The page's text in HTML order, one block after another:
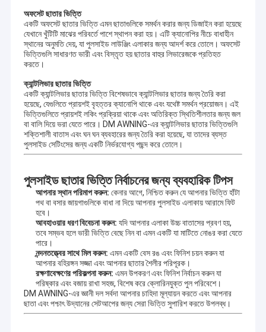
পণ্য
আমাদের সম্বন্ধে
কারখানা পরিদর্শন
গুণমান নিয়ন্ত্রণ
আমাদের সাথে যোগাযোগ
খবর
অফসেট ছাতার ভিত্তি
একটি অফসেট ছাতার ভিত্তি এমন ছাতাগুলিকে সমর্থন করার জন্য ডিজাইন করা হয়েছে
যেখানে খুঁটিটি মাঝের পরিবর্তে পাশে স্থাপন করা হয়। এটি ক্যানোপির নীচে বাধাহীন
স্থানের অনুমতি দেয়, যা পুলসাইড লাউঞ্জিং এলাকার জন্য আদর্শ করে তোলে। অফসেট
ভিত্তিগুলি সাধারণত ভারী এবং বিস্তৃত হয় ছাতার বাহুর লিভারেজকে প্রতিহত
করতে।
ক্যান্টলিভার ছাতার ভিত্তি
একটি ক্যান্টলিভার ছাতার ভিত্তি বিশেষভাবে ক্যান্টলিভার ছাতার জন্য তৈরি করা
হয়েছে, যেগুলিতে প্রায়শই বৃহত্তর ক্যানোপি থাকে এবং যথেষ্ট সমর্থন প্রয়োজন। এই
ভিত্তিগুলিতে প্রায়শই লকিং প্রক্রিয়া থাকে এবং অতিরিক্ত স্থিতিশীলতার জন্য জল
বা বালি দিয়ে ভরা যেতে পারে। DM AWNING-এর ক্যান্টলিভার ছাতার ভিত্তিগুলি
শক্তিশালী বাতাস এবং ঘন ঘন ব্যবহারের জন্য তৈরি করা হয়েছে, যা তাদের ব্যস্ত
পুলসাইড সেটিংসের জন্য একটি নির্ভরযোগ্য পছন্দ করে তোলে।
পুলসাইড ছাতার ভিত্তি নির্বাচনের জন্য ব্যবহারিক টিপস
আপনার স্থান পরিমাপ করুন: কেনার আগে, নিশ্চিত করুন যে আপনার ভিত্তি হাঁটা
পথ বা বসার জায়গাগুলিকে বাধা না দিয়ে আপনার পুলসাইড এলাকায় আরামে ফিট
হবে।
আবহাওয়ার ধরণ বিবেচনা করুন: যদি আপনার এলাকা উচ্চ বাতাসের প্রবণ হয়,
তবে সম্ভব হলে ভারী ভিত্তি বেছে নিন বা এমন একটি যা মাটিতে নোঙর করা যেতে
পারে।
নন্দনতত্ত্বের সাথে মিল করুন: এমন একটি বেস রঙ এবং ফিনিশ চয়ন করুন যা
আপনার বহিরঙ্গন সজ্জা এবং আপনার ছাতার শৈলীর পরিপূরক।
রক্ষণাবেক্ষণের পরিকল্পনা করুন: এমন উপকরণ এবং ফিনিশ নির্বাচন করুন যা
পরিষ্কার এবং বজায় রাখা সহজ, বিশেষ করে ক্লোরিনযুক্ত পুল পরিবেশে।
DM AWNING-এর জ্ঞানী দল সর্বদা আপনার চাহিদা মূল্যায়ন করতে এবং আপনার
ছাতা এবং পশ্চাৎ উদ্যানের সেটআপের জন্য সেরা ভিত্তি সুপারিশ করতে উপলব্ধ।
কোম্পানির প্রোফাইল
ডিএম আউনিং সলিউশন সিও, লিমিটেড গবেষণা ও উন্নয়ন, পাইকারি ও বিপণনের
সাথে আউটডোর পণ্যগুলির জন্য পেশাদার অ্যারিং এবং সানশ্যাড।আমরা একটি
নির্মাতা যা বহিরঙ্গন সানশেল পণ্য ডিজাইন এবং উত্পাদন বিশেষজ্ঞ এবং এই ব্যবসায়িক
চক্রের মধ্যে বাড়িতে এবং জাহাজে উচ্চ খ্যাতি ভোগ.
এর মধ্যে রয়েছে বহিরঙ্গন ছাদ, ছাদ উপাদান, তাঁবু, বহিরঙ্গন বিশাল ছাতা ইত্যাদি। এছাড়াও
অ্যালুমিনিয়াম খাদ পণ্য রয়েছে, যেমন টেরেস শ্যাড, অ্যালুমিনিয়াম খাদ উইন্ডো
শ্যাড,অ্যালুমিনিয়াম খাদ কারপোর্ট, সানরুম, প্যাভিলিয়ন, দ্রাক্ষারস ফ্রেম এবং অন্যান্য উচ্চ-শেষ
মানের প্রথম এবং সেবা প্রথম ধারণা মেনে চলার. চমৎকার মানের, দীর্ঘ মানের গ্যারান্টি,সুন্দর চেহারা,